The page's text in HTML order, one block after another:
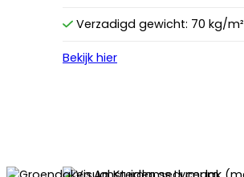
Verzadigd gewicht: 70 kg/m²
Bekijk hier